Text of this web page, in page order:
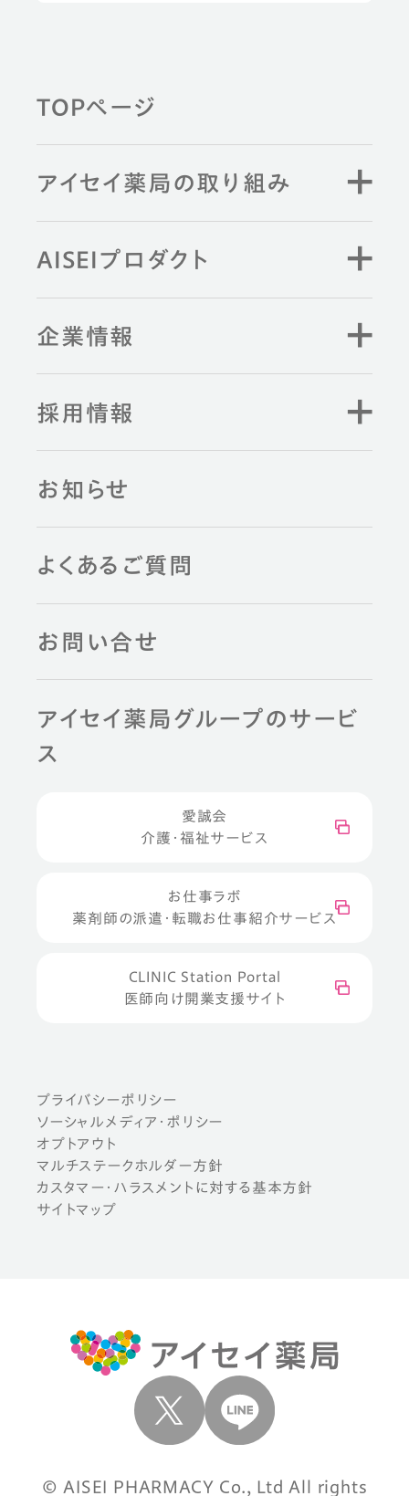
TOPページ
アイセイ薬局の取り組み
AISEIプロダクト
企業情報
採用情報
お知らせ
よくあるご質問
お問い合せ
アイセイ薬局グループのサービ
ス
愛誠会
介護・福祉サービス
お仕事ラボ
薬剤師の派遣・転職お仕事紹介サービス
CLINIC Station Portal
医師向け開業支援サイト
プライバシーポリシー
ソーシャルメディア・ポリシー
オプトアウト
マルチステークホルダー方針
カスタマー・ハラスメントに対する基本方針
サイトマップ
© AISEI PHARMACY Co., Ltd All rights